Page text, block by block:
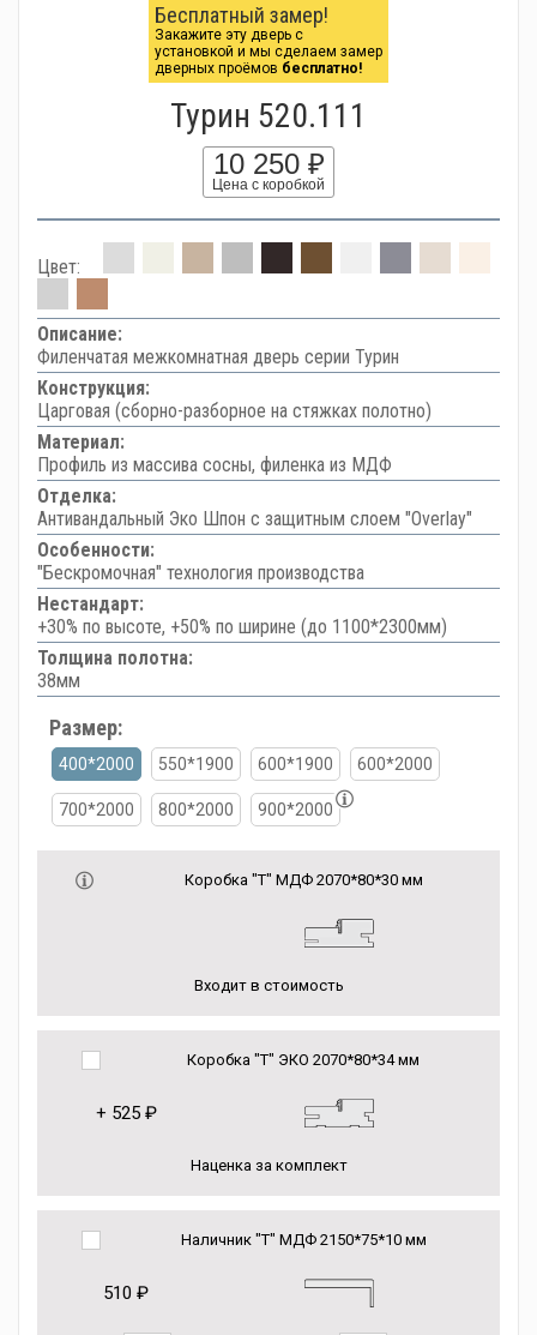
Бесплатный замер!
Закажите эту дверь с
установкой и мы сделаем замер
дверных проёмов бесплатно!
Турин 520.111
10 250 ₽
Цена с коробкой
Цвет:
Описание:
Филенчатая межкомнатная дверь серии Турин
Конструкция:
Царговая (сборно-разборное на стяжках полотно)
Материал:
Профиль из массива сосны, филенка из МДФ
Отделка:
Антивандальный Эко Шпон с защитным слоем "Overlay"
Особенности:
"Бескромочная" технология производства
Нестандарт:
+30% по высоте, +50% по ширине (до 1100*2300мм)
Толщина полотна:
38мм
Размер:
400*2000 550*1900 600*1900 600*2000
700*2000 800*2000 900*2000
Коробка "Т" МДФ 2070*80*30 мм
Входит в стоимость
Коробка "Т" ЭКО 2070*80*34 мм
+ 525 ₽
Наценка за комплект
Наличник "Т" МДФ 2150*75*10 мм
510 ₽